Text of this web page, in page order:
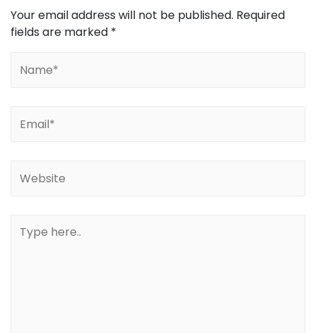
Your email address will not be published. Required
fields are marked *